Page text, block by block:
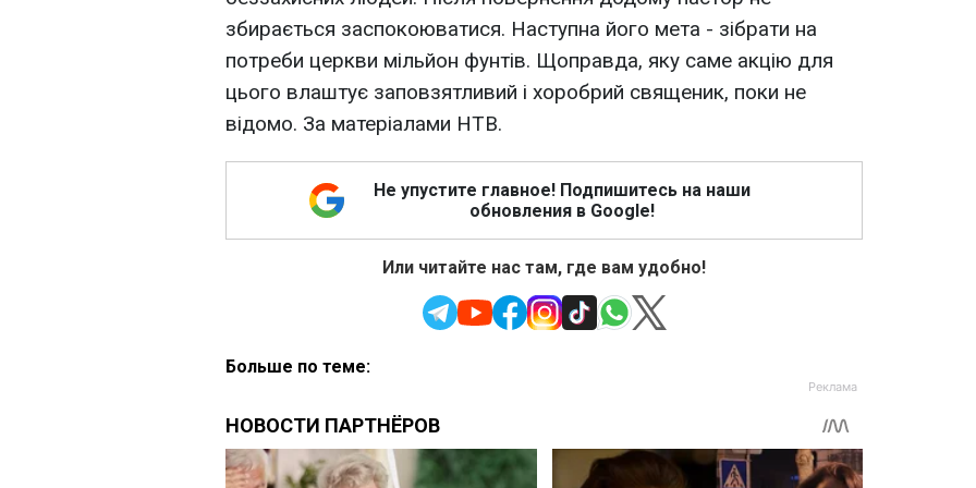
збирається заспокоюватися. Наступна його мета - зібрати на
потреби церкви мільйон фунтів. Щоправда, яку саме акцію для
цього влаштує заповзятливий і хоробрий священик, поки не
відомо. За матеріалами НТВ.
Не упустите главное! Подпишитесь на наши
обновления в Google!
Или читайте нас там, где вам удобно!
Больше по теме: